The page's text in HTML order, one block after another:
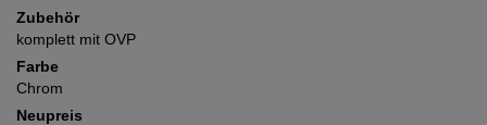
Zubehör
komplett mit OVP
Farbe
Chrom
Neupreis